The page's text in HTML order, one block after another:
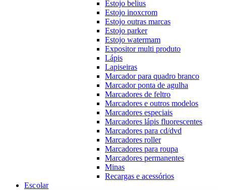
Estojo belius
Estojo inoxcrom
Estojo outras marcas
Estojo parker
Estojo watermam
Expositor multi produto
Lápis
Lapiseiras
Marcador para quadro branco
Marcador ponta de agulha
Marcadores de feltro
Marcadores e outros modelos
Marcadores especiais
Marcadores lápis fluorescentes
Marcadores para cd/dvd
Marcadores roller
Marcadores para roupa
Marcadores permanentes
Minas
Recargas e acessórios
Escolar